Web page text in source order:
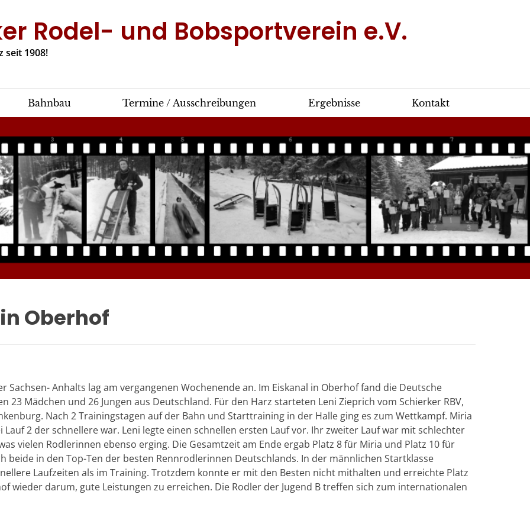
Rodel- und Bobsportverein e.V.
seit 1908!
Bahnbau Termine / Ausschreibungen Ergebnisse Kontakt
Oberhof
Anhalts lag am vergangenen Wochenende an. Im Eiskanal in Oberhof fand die Deutsche
23 Mädchen und 26 Jungen aus Deutschland. Für den Harz starteten Leni Zieprich vom Schierker RBV,
Nach 2 Trainingstagen auf der Bahn und Starttraining in der Halle ging es zum Wettkampf. Miria
2 der schnellere war. Leni legte einen schnellen ersten Lauf vor. Ihr zweiter Lauf war mit schlechter
vielen Rodlerinnen ebenso erging. Die Gesamtzeit am Ende ergab Platz 8 für Miria und Platz 10 für
beide in den Top-Ten der besten Rennrodlerinnen Deutschlands. In der männlichen Startklasse
Laufzeiten als im Training. Trotzdem konnte er mit den Besten nicht mithalten und erreichte Platz
wieder darum, gute Leistungen zu erreichen. Die Rodler der Jugend B treffen sich zum internationalen